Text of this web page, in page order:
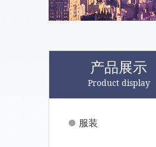
产品展示
Product display
服装